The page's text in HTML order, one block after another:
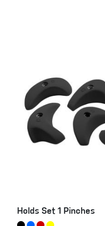
Holds Set 1 Pinches